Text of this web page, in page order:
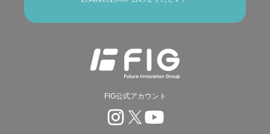
FIG公式アカウント